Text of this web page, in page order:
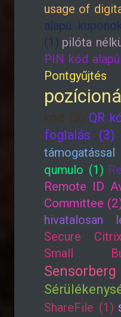
usage of
alapú
(1) pilóta
PIN kód
kód (3) QR
foglalás (3)
qumulo (1)
Remote ID
Committee
hivatalosan
Secure
Small
ShareFile (1)